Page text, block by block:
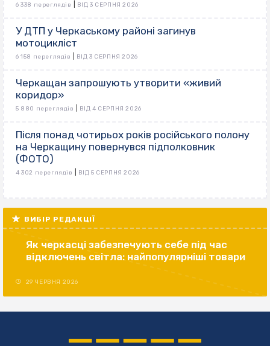
6 338 переглядів ВІД 3 СЕРПНЯ 2026
У ДТП у Черкаському районі загинув
мотоцикліст
6 158 переглядів ВІД 3 СЕРПНЯ 2026
Черкащан запрошують утворити «живий
коридор»
5 880 переглядів ВІД 4 СЕРПНЯ 2026
Після понад чотирьох років російського полону
на Черкащину повернувся підполковник
(ФОТО)
4 302 переглядів ВІД 5 СЕРПНЯ 2026
ВИБІР РЕДАКЦІЇ
Як черкасці забезпечують себе під час
відключень світла: найпопулярніші товари
29 ЧЕРВНЯ 2026